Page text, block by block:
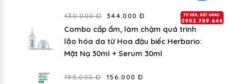
430.000 Đ 344.000 Đ
Combo cấp ẩm, làm chậm quá trình
lão hóa da từ Hoa đậu biếc Herbario:
Mặt Nạ 30ml + Serum 30ml
195.000 Đ 156.000 Đ